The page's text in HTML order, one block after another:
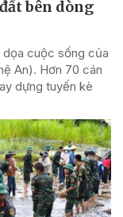
bên dòng
dọa cuộc sống của
An). Hơn 70 cán
dựng tuyến kè